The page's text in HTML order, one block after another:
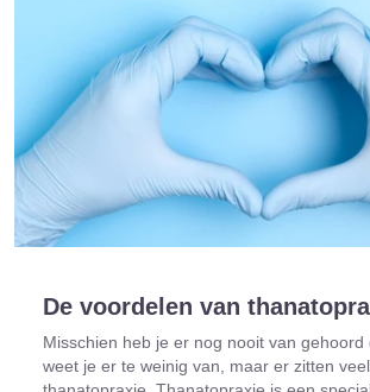
De voordelen van
Misschien heb je er nog nooit van gehoord
weet je er te weinig van, maar er zitten